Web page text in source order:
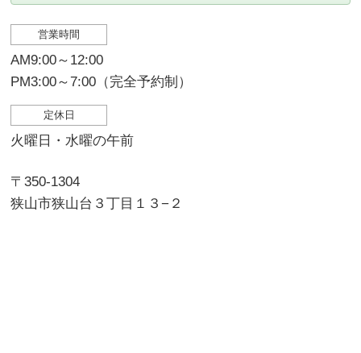
営業時間
AM9:00～12:00
PM3:00～7:00（完全予約制）
定休日
火曜日・水曜の午前
〒350-1304
狭山市狭山台３丁目１３−２